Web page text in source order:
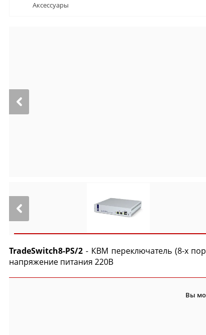
Аксессуары
TradeSwitch8-PS/2 - КВМ переключатель (8-х
напряжение питания 220В
Вы